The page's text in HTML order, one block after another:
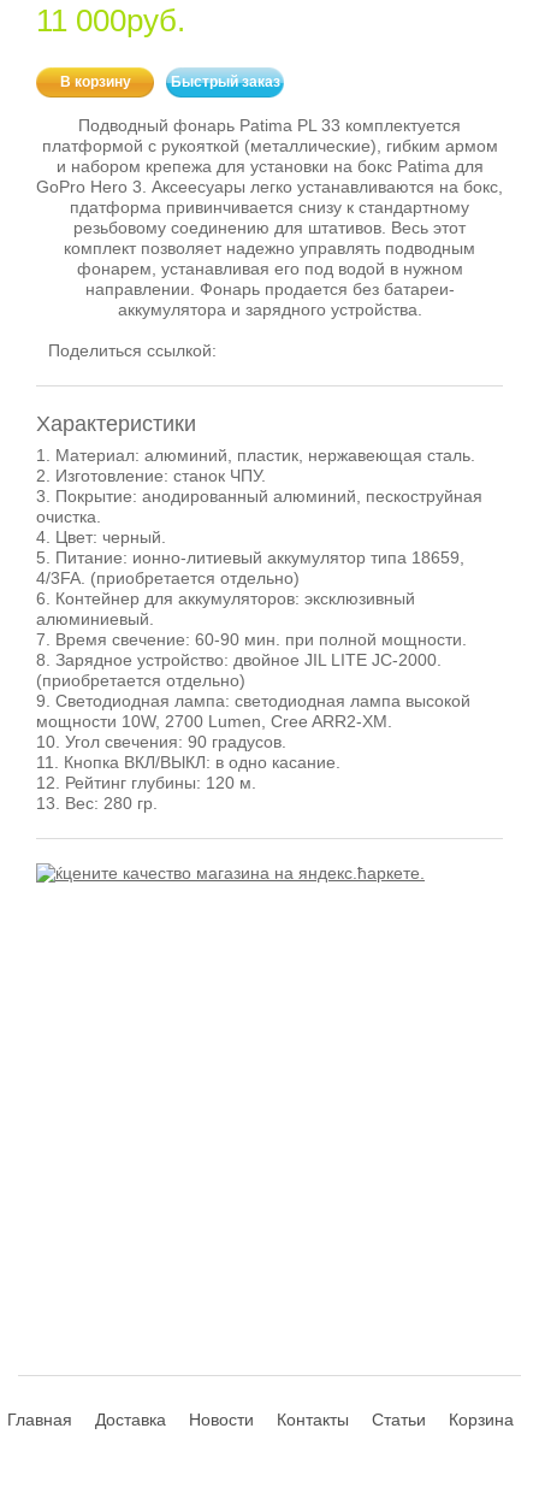
11 000руб.
В корзину Быстрый заказ
Подводный фонарь Patima PL 33 комплектуется
платформой с рукояткой (металлические), гибким армом
и набором крепежа для установки на бокс Patima для
GoPro Hero 3. Аксеесуары легко устанавливаются на бокс,
пдатформа привинчивается снизу к стандартному
резьбовому соединению для штативов. Весь этот
комплект позволяет надежно управлять подводным
фонарем, устанавливая его под водой в нужном
направлении. Фонарь продается без батареи-
аккумулятора и зарядного устройства.
Поделиться ссылкой:
Характеристики
1. Материал: алюминий, пластик, нержавеющая сталь.
2. Изготовление: станок ЧПУ.
3. Покрытие: анодированный алюминий, пескоструйная
очистка.
4. Цвет: черный.
5. Питание: ионно-литиевый аккумулятор типа 18659,
4/3FA. (приобретается отдельно)
6. Контейнер для аккумуляторов: эксклюзивный
алюминиевый.
7. Время свечение: 60-90 мин. при полной мощности.
8. Зарядное устройство: двойное JIL LITE JC-2000.
(приобретается отдельно)
9. Светодиодная лампа: светодиодная лампа высокой
мощности 10W, 2700 Lumen, Cree ARR2-XM.
10. Угол свечения: 90 градусов.
11. Кнопка ВКЛ/ВЫКЛ: в одно касание.
12. Рейтинг глубины: 120 м.
13. Вес: 280 гр.
Главная Доставка Новости Контакты Статьи Корзина